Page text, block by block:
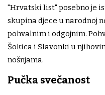
"Hrvatski list" posebno je
skupina djece u narodnoj
pohvalnim i odgojnim.
Šokica i Slavonki u
nošnjama.
Pučka svečanost